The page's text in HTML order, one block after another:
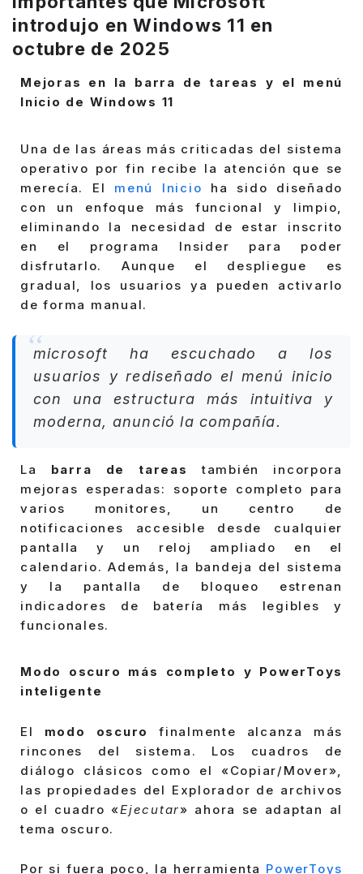
introdujo en Windows 11 en
octubre de 2025
Mejoras en la barra de tareas y el menú
Inicio de Windows 11
Una de las áreas más criticadas del sistema
operativo por fin recibe la atención que se
merecía. El menú Inicio ha sido diseñado
con un enfoque más funcional y limpio,
eliminando la necesidad de estar inscrito
en el programa Insider para poder
disfrutarlo. Aunque el despliegue es
gradual, los usuarios ya pueden activarlo
de forma manual.
microsoft ha escuchado a los
usuarios y rediseñado el menú inicio
con una estructura más intuitiva y
moderna, anunció la compañía.
La barra de tareas
también incorpora
mejoras esperadas: soporte completo para
varios monitores, un centro de
notificaciones accesible desde cualquier
pantalla y un reloj ampliado en el
calendario. Además, la bandeja del sistema
y la pantalla de bloqueo estrenan
indicadores de batería más legibles y
funcionales.
Modo oscuro más completo y PowerToys
inteligente
El modo oscuro finalmente alcanza más
rincones del sistema. Los cuadros de
diálogo clásicos como el «Copiar/Mover»,
las propiedades del Explorador de archivos
o el cuadro «Ejecutar» ahora se adaptan al
tema oscuro.
Por si fuera poco, la herramienta PowerToys